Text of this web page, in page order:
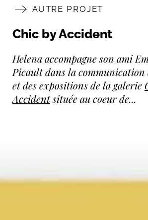
AUTRE PROJET
Chic by Accident
Helena accompagne son ami
Picault dans la
et des expositions de la galerie
Accidentsituée au coeur de...